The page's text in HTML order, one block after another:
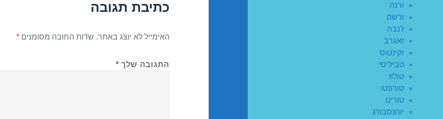
ורנה
ורשה
ז'נבה
זאגרב
זקינטוס
טביליסי
טולוז
טורונטו
טורינו
יוהנסבורג
כתיבת תגובה
האימייל לא יוצג באתר. שדות החובה מסומנים*
התגובה שלך *